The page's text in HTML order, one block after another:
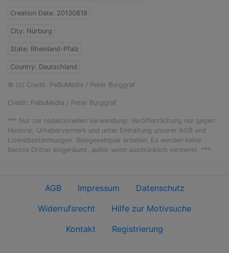
Creation Date: 20130818
City: Nürburg
State: Rheinland-Pfalz
Country: Deutschland
© (c) Credit: PeBuMedia / Peter Burggraf
Credit: PeBuMedia / Peter Burggraf
*** Nur zur redaktionellen Verwendung: Veröffentlichung nur gegen
Honorar, Urhebervermerk und unter Einhaltung unserer AGB und
Lizenzbestimmungen. Belegexemplar erbeten. Es werden keine
Rechte Dritter eingeräumt, außer wenn ausdrücklich vermerkt. ***
AGB Impressum
Datenschutz
Widerrufsrecht
Hilfe zur Motivsuche
Kontakt
Registrierung